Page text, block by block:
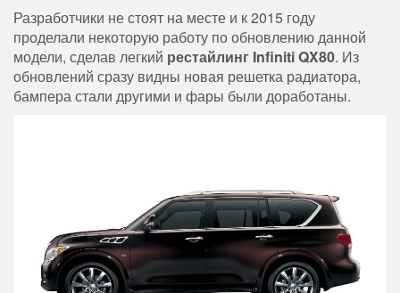
Разработчики не стоят на месте и к 2015 году
проделали некоторую работу по обновлению данной
модели, сделав легкий рестайлинг Infiniti QX80. Из
обновлений сразу видны новая решетка радиатора,
бампера стали другими и фары были доработаны.